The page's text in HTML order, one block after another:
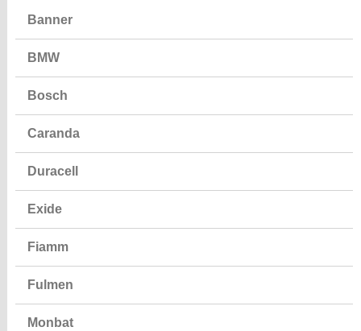
Banner
BMW
Bosch
Caranda
Duracell
Exide
Fiamm
Fulmen
Monbat